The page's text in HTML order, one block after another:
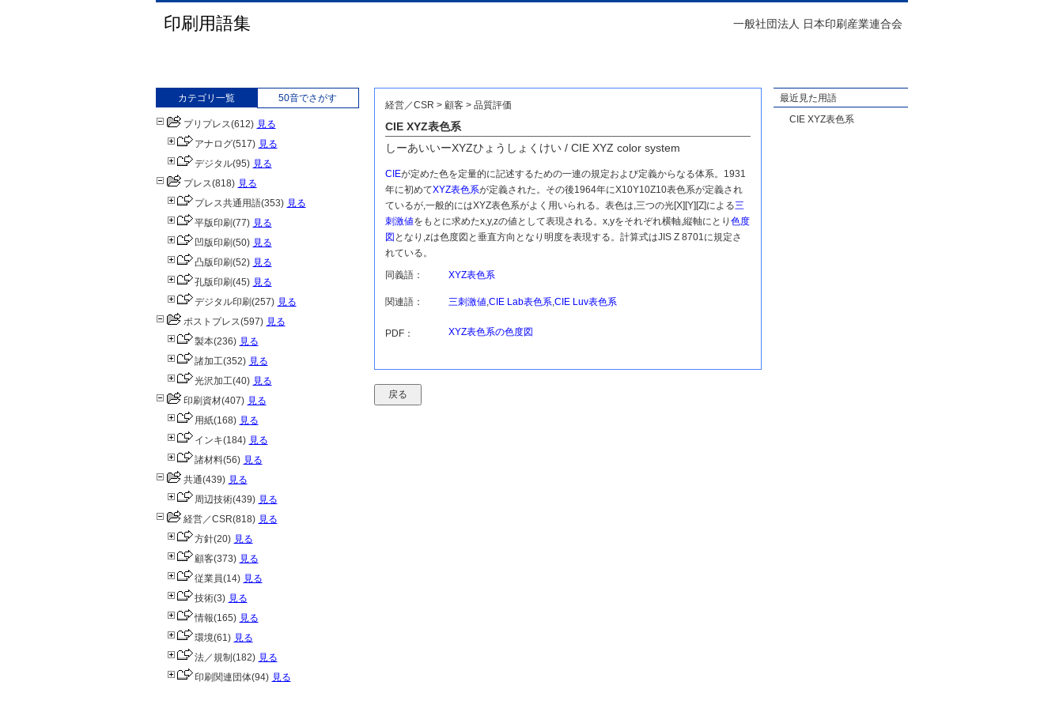
印刷用語集 一般社団法人 日本印刷産業連合会
カテゴリ一覧 50音でさがす
プリプレス(612) 見る
アナログ(517) 見る
デジタル(95) 見る
プレス(818) 見る
プレス共通用語(353) 見る
平版印刷(77) 見る
凹版印刷(50) 見る
凸版印刷(52) 見る
孔版印刷(45) 見る
デジタル印刷(257) 見る
ポストプレス(597) 見る
製本(236) 見る
諸加工(352) 見る
光沢加工(40) 見る
印刷資材(407) 見る
用紙(168) 見る
インキ(184) 見る
諸材料(56) 見る
共通(439) 見る
周辺技術(439) 見る
経営／CSR(818) 見る
方針(20) 見る
顧客(373) 見る
従業員(14) 見る
技術(3) 見る
情報(165) 見る
環境(61) 見る
法／規制 (182) 見る
印刷関連団体(94) 見る
経営／CSR > 顧客 > 品質評価
CIE XYZ表色系
しーあいいーXYZひょうしょくけい / CIE XYZ color system
CIEが定めた色を定量的に記述するための一連の規定および定義からなる体系。1931
年に初めてXYZ表色系が定義された。その後1964年にX10Y10Z10表色系が定義され
ているが,一般的にはXYZ表色系がよく用いられる。表色は,三つの光[X][Y][Z]による三
刺激値をもとに求めたx,y,zの値として表現される。x,yをそれぞれ横軸,縦軸にとり 色度
図 となり,zは色度図と垂直方向となり明度を表現する。計算式はJIS Z 8701に規定さ
れている。
同義語：
XYZ表色系
関連語： 三刺激値,CIE Lab表色系,CIE Luv表色系
PDF： XYZ表色系の色度図
最近見た用語
CIE XYZ表色系